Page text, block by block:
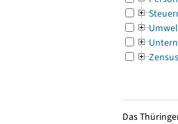
Zensus
Das